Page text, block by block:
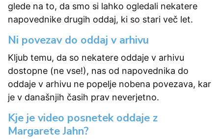
glede na to, da smo si lahko ogledali nekatere
napovednike drugih oddaj, ki so stari več let.
Ni povezav do oddaj v arhivu
Kljub temu, da so nekatere oddaje v arhivu
dostopne (ne vse!), nas od napovednika do
oddaje v arhivu ne popelje nobena povezava, kar
je v današnjih časih prav neverjetno.
Kje je video posnetek oddaje z
Margarete Jahn?